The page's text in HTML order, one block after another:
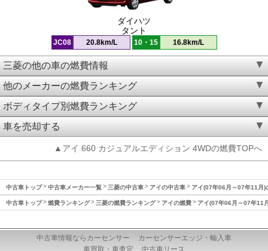
ダイハツ
タント
JC08 20.8km/L 10・15 16.8km/L
三菱の他の車の燃費情報
他のメーカーの燃費ランキング
ボディタイプ別燃費ランキング
車を売却する
▲アイ 660 カジュアルエディション 4WDの燃費TOPへ
中古車トップ 中古車メーカー一覧 三菱の中古車 アイの中古車 アイ(07年06月～07年11月)
中古車トップ 燃費ランキング 三菱の燃費ランキング アイの燃費 アイ(07年06月～07年11
中古車情報ならカーセンサー
カーセンサーエッジ・輸入車
車買取・車査定
中古車リース